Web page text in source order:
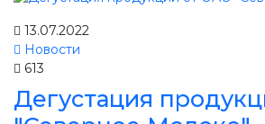
13.07.2022
Новости
613
Дегустация